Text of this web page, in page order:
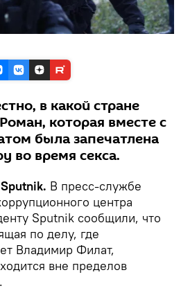
в какой стране
которая вместе с
была запечатлена
во время секса.
В пресс-службе
центра
Sputnik cообщили, что
по делу, где
Владимир Филат,
вне пределов